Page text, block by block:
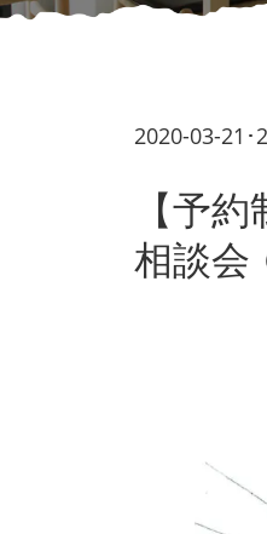
2020-03-21
【予
相談会